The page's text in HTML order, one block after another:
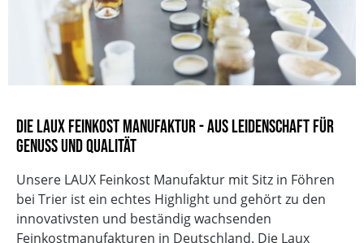
Die LAUX Feinkost Manufaktur - Aus Leidenschaft für
Genuss und Qualität
Unsere LAUX Feinkost Manufaktur mit Sitz in Föhren
bei Trier ist ein echtes Highlight und gehört zu den
innovativsten und beständig wachsenden
Feinkostmanufakturen in Deutschland. Die Laux